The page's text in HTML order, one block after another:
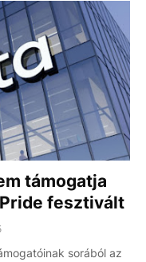
támogatja
fesztivált
sorából az